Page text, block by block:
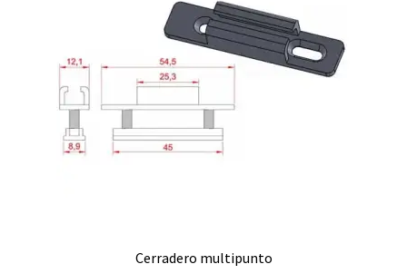
Cerradero multipunto